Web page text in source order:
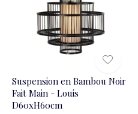
Suspension en Bambou Noir
Fait Main - Louis
D60xH60cm